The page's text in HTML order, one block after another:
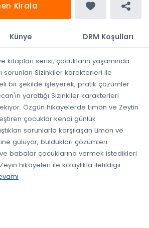
Kirala
Künye DRM Koşulları
kitapları serisi, çocukların yaşamında
sorunları Sizinkiler karakterleri ile
bir şekilde işleyerek, pratik çözümler
yarattığı Sizinkiler karakterleri
Özgün hikayelerde Limon ve Zeytin
çocuklar kendi günlük
sorunlarla karşılaşan Limon ve
gülüyor, buldukları çözümleri
babalar çocuklarına vermek istedikleri
hikayeleri ile kolaylıkla iletildiğii